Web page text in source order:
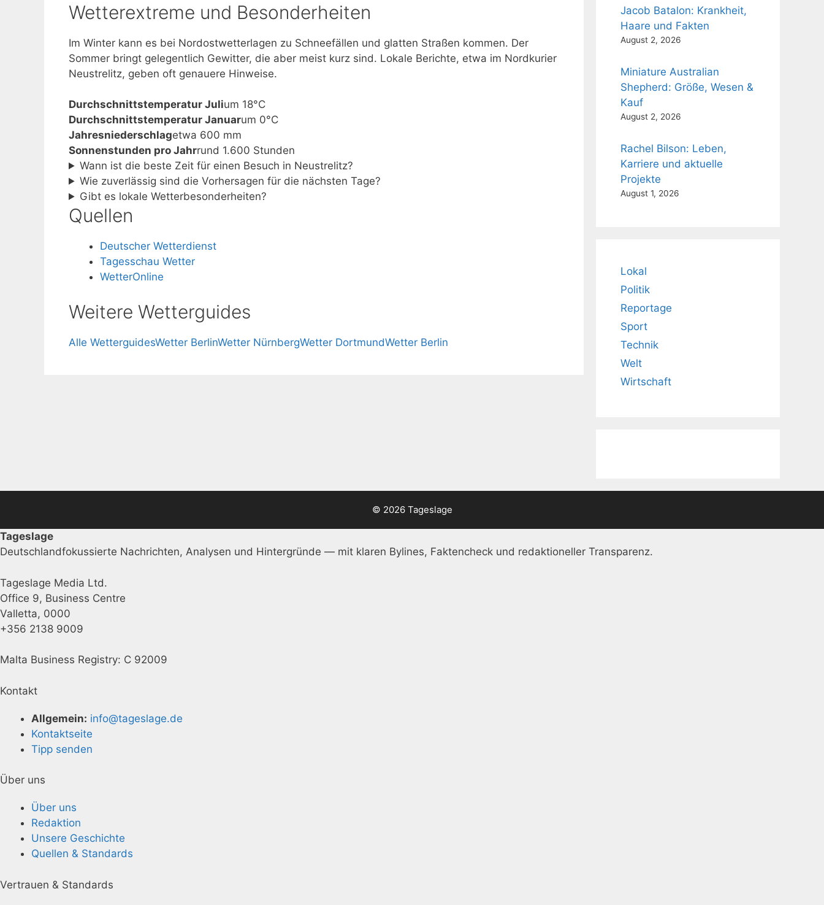
Wetterextreme und Besonderheiten
Im Winter kann es bei Nordostwetterlagen zu Schneefällen und glatten Straßen kommen. Der
Sommer bringt gelegentlich Gewitter, die aber meist kurz sind. Lokale Berichte, etwa im Nordkurier
Neustrelitz, geben oft genauere Hinweise.
Durchschnittstemperatur Julium 18°C
Durchschnittstemperatur Januarum 0°C
Jahresniederschlagetwa 600 mm
Sonnenstunden pro Jahrrund 1.600 Stunden
Wann ist die beste Zeit für einen Besuch in Neustrelitz?
Wie zuverlässig sind die Vorhersagen für die nächsten Tage?
Gibt es lokale Wetterbesonderheiten?
Quellen
Deutscher Wetterdienst
Tagesschau Wetter
WetterOnline
Weitere Wetterguides
Alle WetterguidesWetter BerlinWetter NürnbergWetter DortmundWetter Berlin
Jacob Batalon: Krankheit,
Haare und Fakten
August 2, 2026
Miniature Australian
Shepherd: Größe, Wesen &
Kauf
August 2, 2026
Rachel Bilson: Leben,
Karriere und aktuelle
Projekte
August 1, 2026
Lokal
Politik
Reportage
Sport
Technik
Welt
Wirtschaft
© 2026 Tageslage
Tageslage
Deutschlandfokussierte Nachrichten, Analysen und Hintergründe — mit klaren Bylines, Faktencheck und redaktioneller Transparenz.
Tageslage Media Ltd.
Office 9, Business Centre
Valletta, 0000
+356 2138 9009
Malta Business Registry: C 92009
Kontakt
Allgemein: info@tageslage.de
Kontaktseite
Tipp senden
Über uns
Über uns
Redaktion
Unsere Geschichte
Quellen & Standards
Vertrauen & Standards